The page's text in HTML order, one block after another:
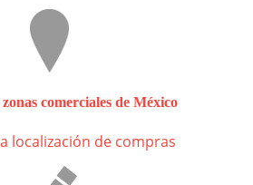
comerciales de México
localización de compras